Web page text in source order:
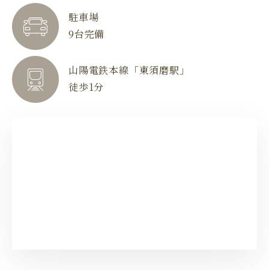
駐車場
9台完備
山陽電鉄本線「東須磨駅」
徒歩1分